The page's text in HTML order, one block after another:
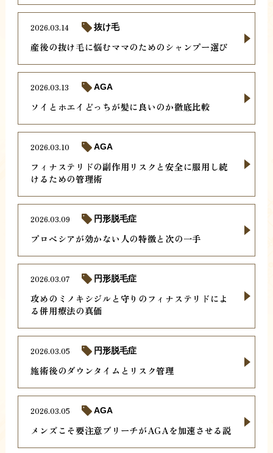
産後の抜け毛に悩むママのためのシャンプー選び
2026.03.14 抜け毛
ソイとホエイどっちが髪に良いのか徹底比較
2026.03.13 AGA
フィナステリドの副作用リスクと安全に服用し続
けるための管理術
2026.03.10 AGA
プロペシアが効かない人の特徴と次の一手
2026.03.09 円形脱毛症
攻めのミノキシジルと守りのフィナステリドによ
る併用療法の真価
2026.03.07 円形脱毛症
施術後のダウンタイムとリスク管理
2026.03.05 円形脱毛症
メンズこそ要注意ブリーチがAGAを加速させる説
2026.03.05 AGA